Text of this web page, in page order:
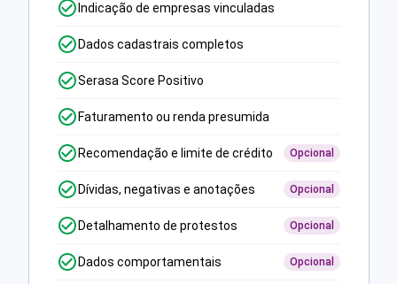
Indicação de empresas vinculadas
Dados cadastrais completos
Serasa Score Positivo
Faturamento ou renda presumida
Recomendação e limite de crédito Opcional
Dívidas, negativas e anotações Opcional
Detalhamento de protestos Opcional
Dados comportamentais Opcional